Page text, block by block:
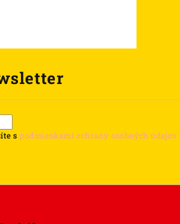
s podmienkami ochrany osobných údajov